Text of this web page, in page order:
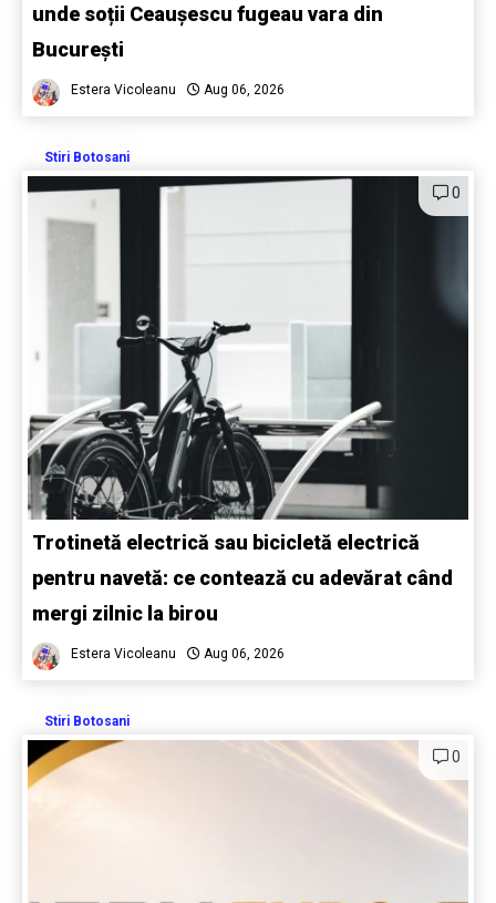
unde soții Ceaușescu fugeau vara din
București
Estera Vicoleanu Aug 06, 2026
Stiri Botosani
0
Trotinetă electrică sau bicicletă electrică
pentru navetă: ce contează cu adevărat când
mergi zilnic la birou
Estera Vicoleanu Aug 06, 2026
Stiri Botosani
0